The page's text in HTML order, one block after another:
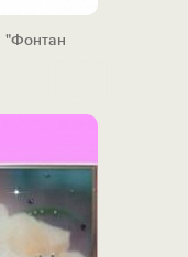
"Фонтан